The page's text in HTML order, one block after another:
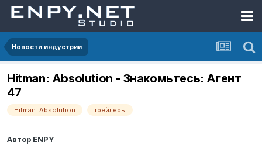
Новости индустрии
Hitman: Absolution - Знакомьтесь: Агент
47
Hitman: Absolution трейлеры
Автор ENPY